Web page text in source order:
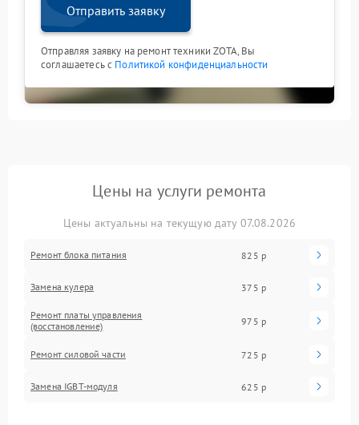
Отправить заявку
Отправляя заявку на ремонт техники ZOTA, Вы
соглашаетесь с Политикой конфиденциальности
Цены на услуги ремонта
Цены актуальны на текущую дату 07.08.2026
Ремонт блока питания 825 р
Замена кулера 375 р
Ремонт платы управления
(восстановление)
975 р
Ремонт силовой части 725 р
Замена IGBT-модуля 625 р